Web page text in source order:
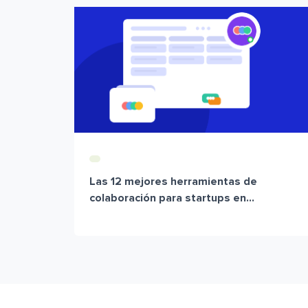
Las 12 mejores herramientas de
colaboración para startups en...